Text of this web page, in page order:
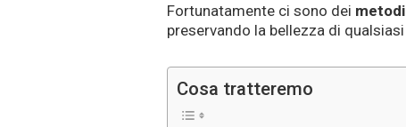
Fortunatamente ci sono dei
preservando la bellezza di
Cosa tratteremo